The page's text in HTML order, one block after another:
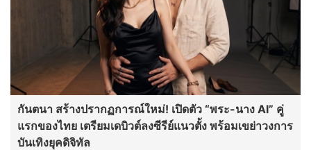
กันตนา สร้างปรากฏการณ์ใหม่! เปิดตัว “พระ-นาง AI” คู่
แรกของไทย เตรียมเดบิวต์ลงซีรีย์แนวตั้ง พร้อมเขย่าวงการ
บันเทิงยุคดิจิทัล